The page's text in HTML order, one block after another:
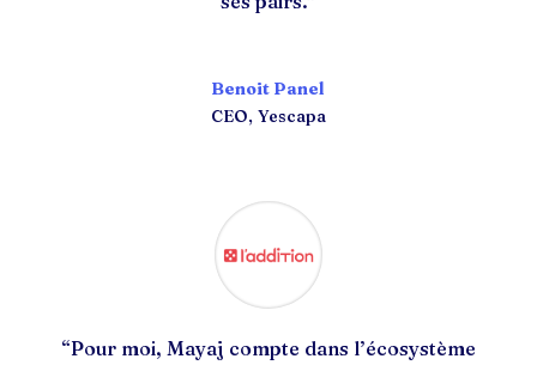
Benoit Panel
CEO, Yescapa
“Pour moi, Mayaj compte dans l’écosystème